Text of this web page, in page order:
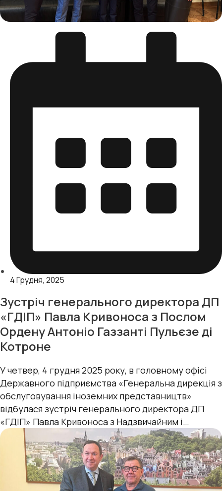
4 Грудня, 2025
Зустріч генерального директора ДП
«ГДІП» Павла Кривоноса з Послом
Ордену Антоніо Газзанті Пульєзе ді
Котроне
У четвер, 4 грудня 2025 року, в головному офісі
Державного підприємства «Генеральна дирекція з
обслуговування іноземних представництв»
відбулася зустріч генерального директора ДП
«ГДІП» Павла Кривоноса з Надзвичайним і
Повноважним Послом